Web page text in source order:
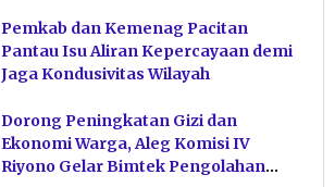
Pemkab dan Kemenag Pacitan
Pantau Isu Aliran Kepercayaan demi
Jaga Kondusivitas Wilayah
Dorong Peningkatan Gizi dan
Ekonomi Warga, Aleg Komisi IV
Riyono Gelar Bimtek Pengolahan